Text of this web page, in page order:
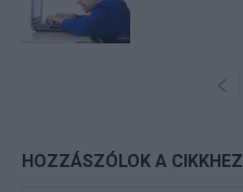
HOZZÁSZÓLOK A CIKKHEZ